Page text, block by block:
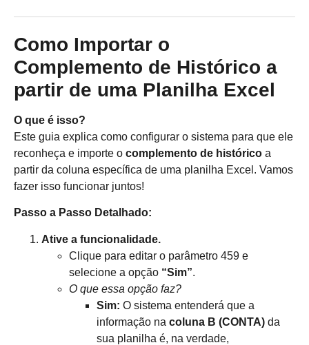
Como Importar o
Complemento de Histórico a
partir de uma Planilha Excel
O que é isso?
Este guia explica como configurar o sistema para que ele
reconheça e importe o complemento de histórico a
partir da coluna específica de uma planilha Excel. Vamos
fazer isso funcionar juntos!
Passo a Passo Detalhado:
Ative a funcionalidade.
Clique para editar o parâmetro 459 e
selecione a opção “Sim”.
O que essa opção faz?
Sim: O sistema entenderá que a
informação na coluna B (CONTA) da
sua planilha é, na verdade,